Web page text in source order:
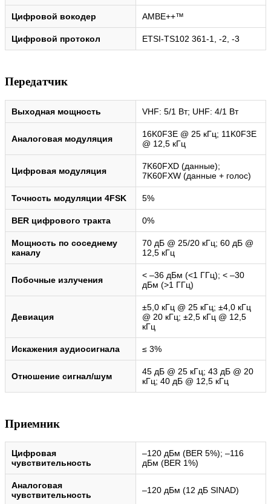
Цифровой вокодер AMBE++™
Цифровой протокол ETSI-TS102 361-1, -2, -3
Передатчик
Выходная мощность VHF: 5/1 Вт; UHF: 4/1 Вт
Аналоговая модуляция
16K0F3E @ 25 кГц; 11K0F3E
@ 12,5 кГц
Цифровая модуляция
7K60FXD (данные);
7K60FXW (данные + голос)
Точность модуляции 4FSK 5%
BER цифрового тракта 0%
Мощность по соседнему
каналу
70 дБ @ 25/20 кГц; 60 дБ @
12,5 кГц
Побочные излучения
< –36 дБм (<1 ГГц); < –30
дБм (>1 ГГц)
Девиация
±5,0 кГц @ 25 кГц; ±4,0 кГц
@ 20 кГц; ±2,5 кГц @ 12,5
кГц
Искажения аудиосигнала ≤ 3%
Отношение сигнал/шум
45 дБ @ 25 кГц; 43 дБ @ 20
кГц; 40 дБ @ 12,5 кГц
Приемник
Цифровая
чувствительность
–120 дБм (BER 5%); –116
дБм (BER 1%)
Аналоговая
чувствительность
–120 дБм (12 дБ SINAD)